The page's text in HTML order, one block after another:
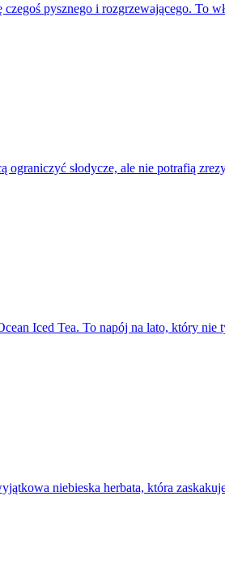
pysznego i rozgrzewającego. To
słodycze, ale nie potrafią
Iced Tea. To napój na lato, który
niebieska herbata, która